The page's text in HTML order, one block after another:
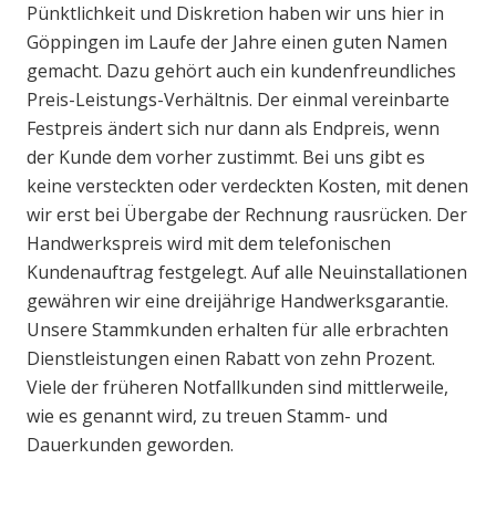
Pünktlichkeit und Diskretion haben wir uns hier in
Göppingen im Laufe der Jahre einen guten Namen
gemacht. Dazu gehört auch ein kundenfreundliches
Preis-Leistungs-Verhältnis. Der einmal vereinbarte
Festpreis ändert sich nur dann als Endpreis, wenn
der Kunde dem vorher zustimmt. Bei uns gibt es
keine versteckten oder verdeckten Kosten, mit denen
wir erst bei Übergabe der Rechnung rausrücken. Der
Handwerkspreis wird mit dem telefonischen
Kundenauftrag festgelegt. Auf alle Neuinstallationen
gewähren wir eine dreijährige Handwerksgarantie.
Unsere Stammkunden erhalten für alle erbrachten
Dienstleistungen einen Rabatt von zehn Prozent.
Viele der früheren Notfallkunden sind mittlerweile,
wie es genannt wird, zu treuen Stamm- und
Dauerkunden geworden.